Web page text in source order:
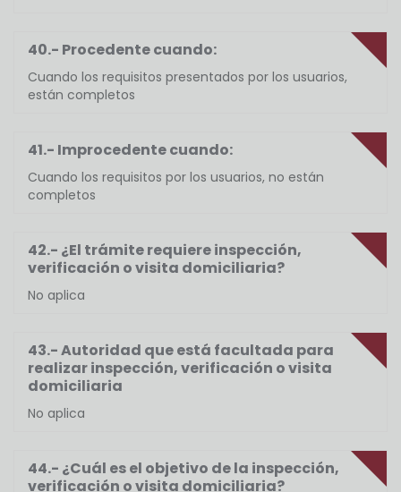
40.- Procedente cuando:
Cuando los requisitos presentados por los usuarios,
están completos
41.- Improcedente cuando:
Cuando los requisitos por los usuarios, no están
completos
42.- ¿El trámite requiere inspección,
verificación o visita domiciliaria?
No aplica
43.- Autoridad que está facultada para
realizar inspección, verificación o visita
domiciliaria
No aplica
44.- ¿Cuál es el objetivo de la inspección,
verificación o visita domiciliaria?